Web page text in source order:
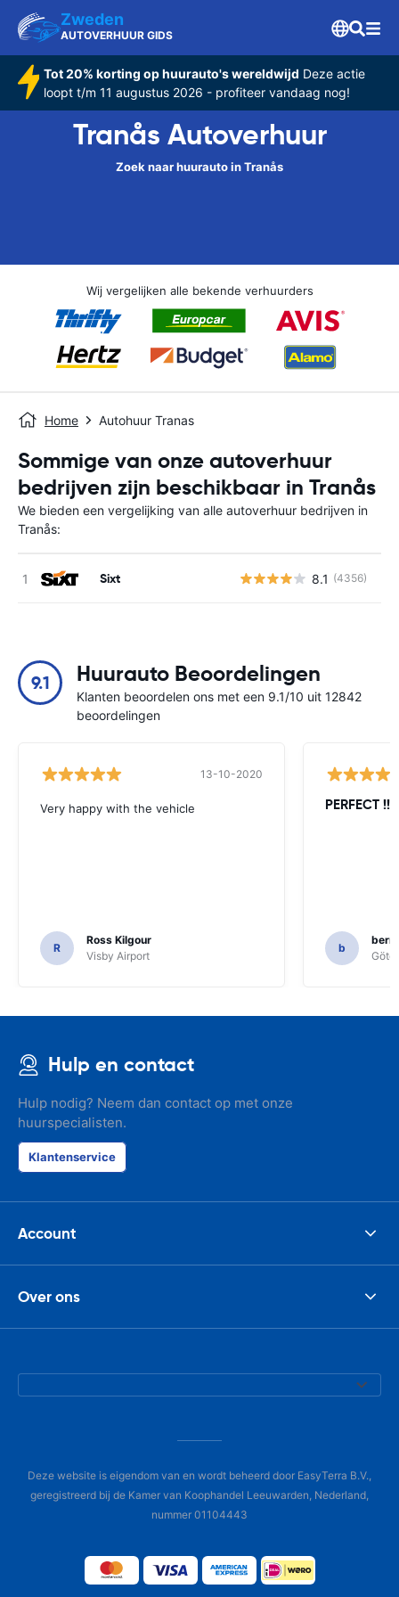
Zweden
AUTOVERHUUR GIDS
Tot 20% korting op huurauto's wereldwijd Deze actie
loopt t/m 11 augustus 2026 - profiteer vandaag nog!
Tranås Autoverhuur
Zoek naar huurauto in Tranås
Wij vergelijken alle bekende verhuurders
Home Autohuur Tranas
Sommige van onze autoverhuur
bedrijven zijn beschikbaar in Tranås
We bieden een vergelijking van alle autoverhuur bedrijven in
Tranås:
Sixt 8.1 (4356)
9.1 Huurauto Beoordelingen
Klanten beoordelen ons met een 9.1/10 uit 12842
beoordelingen
13-10-2020
Very happy with the vehicle
R
Ross Kilgour
Visby Airport
PERFECT
b
Hulp en contact
Hulp nodig? Neem dan contact op met onze
huurspecialisten.
Klantenservice
Account
Over ons
Deze website is eigendom van en wordt beheerd door EasyTerra B.V.,
geregistreerd bij de Kamer van Koophandel Leeuwarden, Nederland,
nummer 01104443